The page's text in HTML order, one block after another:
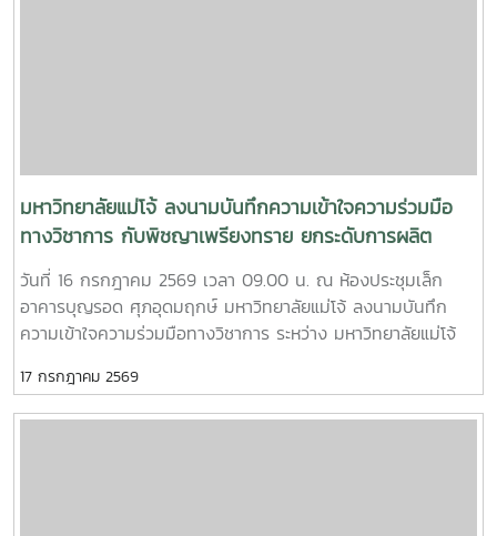
กาแฟ จังหวัดชุมพรโดยมี ผศ.ดร.ชามา อินซอน ภาควิชากีฏวิทยา
คณะเกษตร มหาวิทยาลัยเกษตรศาสตร์ เป็นหัวหน้าโครงการ และ
เป็นวิทยากรบรรยายในหัวข้อการเลี้ยงชันโรงในระบบนิเวศเกษตร
ภักดี มหาวิทยาลัยแม่โจ้-แพร่ เฉลิมพระเกียรติ บรรยายในหัวข้อ
“มูลค่าทางเศรษฐศาสตร์ของการเลี้ยงชันโรงในสวนกาแฟโดยมี
ว่าที่ร้อยตรีขจรรักษ์ พู่พัฒนศิลป์ นักวิชาการเกษตร งานบริการ
วิชาการและวิจัย มหาวิทยาลัยแม่โจ้-ชุมพร เป็นผู้ร่วมโครงการและ
ประสานงานการจัดอบรมร่วมกับ นายวุฒินันท์ จีบบรรจง นัก
วิชาการสัตวบาล สำนักงานปศุสัตว์จังหวัดชุมพรทั้งนี้ มีผู้เข้าร่วม
มหาวิทยาลัยแม่โจ้ ลงนามบันทึกความเข้าใจความร่วมมือ
ทางวิชาการ กับพิชญาเพรียงทราย ยกระดับการผลิต
บัณฑิตคุณภาพ เชื่อมโยงการเรียนรู้สู่ภาคปฏิบัติ
วันที่ 16 กรกฎาคม 2569 เวลา 09.00 น. ณ ห้องประชุมเล็ก
อาคารบุญรอด ศุภอุดมฤกษ์ มหาวิทยาลัยแม่โจ้ ลงนามบันทึก
ความเข้าใจความร่วมมือทางวิชาการ ระหว่าง มหาวิทยาลัยแม่โจ้
มหาวิทยาลัยแม่โจ้-ชุมพร เป็นผู้แทนมหาวิทยาลัยร่วมลงนาม กับ
นายสุรชัย ธรรมคุณ ผู้แทนพิชญาเพรียงทรายพร้อมกันนี้
17 กรกฎาคม 2569